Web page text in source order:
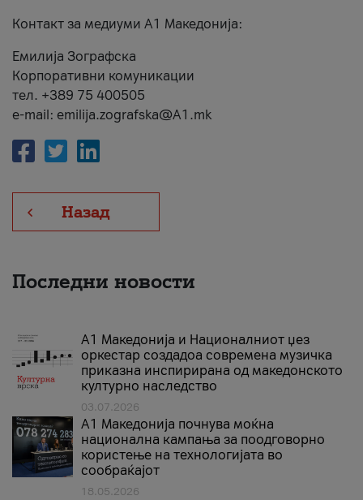
Контакт за медиуми А1 Македонија:
Емилија Зографска
Корпоративни комуникации
тел. +389 75 400505
e-mail: emilija.zografska@A1.mk
Назад
Последни новости
А1 Македонија и Националниот џез
оркестар создадоа современа музичка
приказна инспирирана од македонското
културно наследство
03.07.2026
A1 Македонија почнува моќна
национална кампања за поодговорно
користење на технологијата во
сообраќајот
18.05.2026